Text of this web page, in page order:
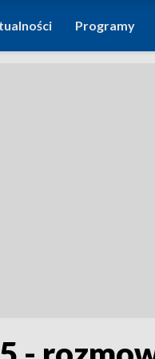
Programy